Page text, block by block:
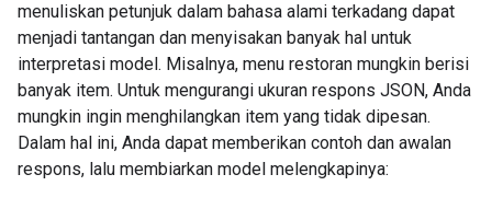
menuliskan petunjuk dalam bahasa alami terkadang dapat
menjadi tantangan dan menyisakan banyak hal untuk
interpretasi model. Misalnya, menu restoran mungkin berisi
banyak item. Untuk mengurangi ukuran respons JSON, Anda
mungkin ingin menghilangkan item yang tidak dipesan.
Dalam hal ini, Anda dapat memberikan contoh dan awalan
respons, lalu membiarkan model melengkapinya: